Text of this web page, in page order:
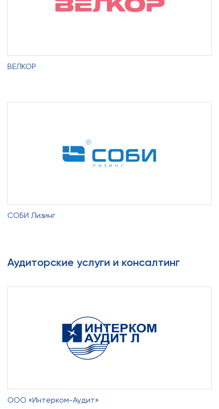
ВЕЛКОР
СОБИ Лизинг
Аудиторские услуги и консалтинг
ООО «Интерком-Аудит»